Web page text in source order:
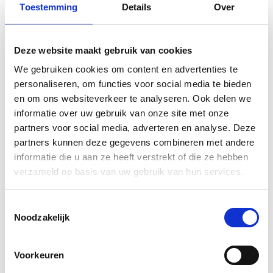
Toestemming Details Over
Deze website maakt gebruik van cookies
We gebruiken cookies om content en advertenties te
personaliseren, om functies voor social media te bieden
en om ons websiteverkeer te analyseren. Ook delen we
informatie over uw gebruik van onze site met onze
partners voor social media, adverteren en analyse. Deze
partners kunnen deze gegevens combineren met andere
informatie die u aan ze heeft verstrekt of die ze hebben
verzameld op basis van uw gebruik van hun services.
Noodzakelijk
Voorkeuren
Sport pedagogisch professional voor de
BSO
jouw BSO betekent: een gekwalificeerde
professional die sportieve middagen begeleidt,
beweegaanbod